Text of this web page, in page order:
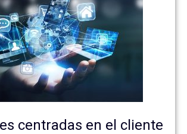
centradas en el cliente